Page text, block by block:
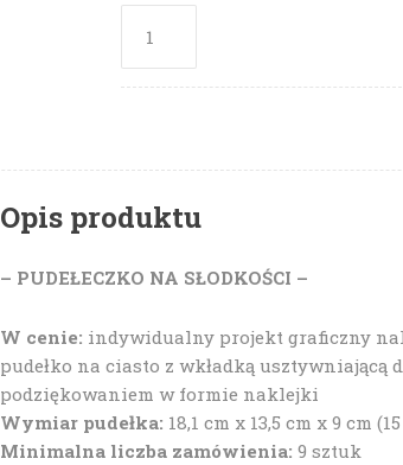
Opis produktu
– PUDEŁECZKO NA SŁODKOŚCI –
W cenie: indywidualny projekt graficzny
pudełko na ciasto z wkładką usztywniającą
podziękowaniem w formie naklejki
Wymiar pudełka: 18,1 cm x 13,5 cm x 9 cm
Minimalna liczba zamówienia: 9 sztuk